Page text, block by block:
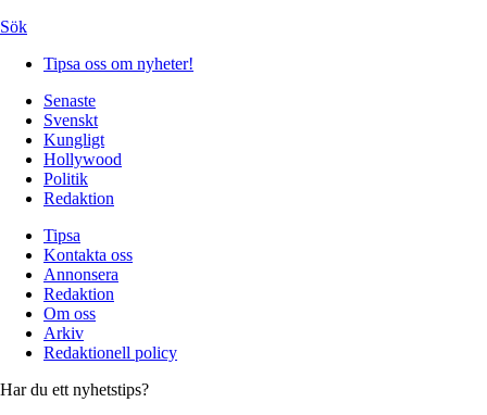
Sök
Tipsa oss om nyheter!
Senaste
Svenskt
Kungligt
Hollywood
Politik
Redaktion
Tipsa
Kontakta oss
Annonsera
Redaktion
Om oss
Arkiv
Redaktionell policy
Har du ett nyhetstips?